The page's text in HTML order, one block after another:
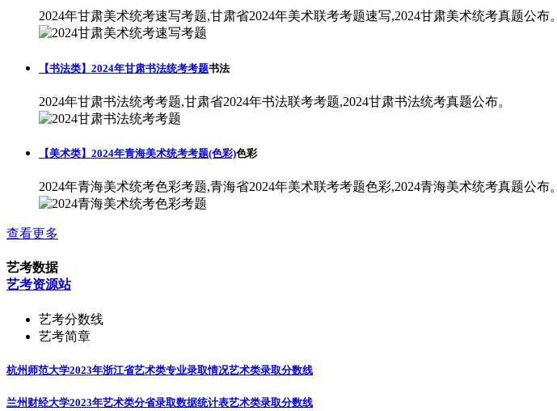
2024年甘肃美术统考速写考题,甘肃省2024年美术联考考题速写,2024甘肃美术统考真题公布。
【书法类】2024年甘肃书法统考考题书法
2024年甘肃书法统考考题,甘肃省2024年书法联考考题,2024甘肃书法统考真题公布。
【美术类】2024年青海美术统考考题(色彩)色彩
2024年青海美术统考色彩考题,青海省2024年美术联考考题色彩,2024青海美术统考真题公布。
查看更多
艺考数据
艺考资源站
艺考分数线
艺考简章
杭州师范大学2023年浙江省艺术类专业录取情况艺术类录取分数线
兰州财经大学2023年艺术类分省录取数据统计表艺术类录取分数线